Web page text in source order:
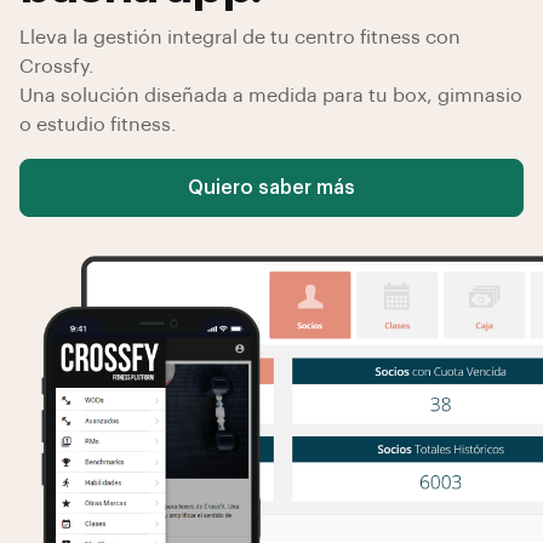
Lleva la gestión integral de tu centro fitness con
Crossfy.
Una solución diseñada a medida para tu box, gimnasio
o estudio fitness.
Quiero saber más